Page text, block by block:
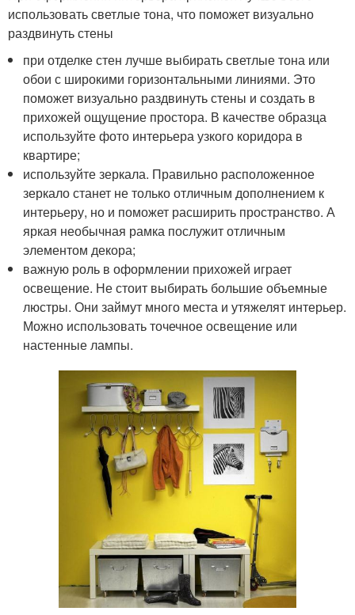
использовать светлые тона, что поможет визуально
раздвинуть стены
при отделке стен лучше выбирать светлые тона или
обои с широкими горизонтальными линиями. Это
поможет визуально раздвинуть стены и создать в
прихожей ощущение простора. В качестве образца
используйте фото интерьера узкого коридора в
квартире;
используйте зеркала. Правильно расположенное
зеркало станет не только отличным дополнением к
интерьеру, но и поможет расширить пространство. А
яркая необычная рамка послужит отличным
элементом декора;
важную роль в оформлении прихожей играет
освещение. Не стоит выбирать большие объемные
люстры. Они займут много места и утяжелят интерьер.
Можно использовать точечное освещение или
настенные лампы.